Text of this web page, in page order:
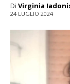
Di Virginia
24 LUGLIO 2024